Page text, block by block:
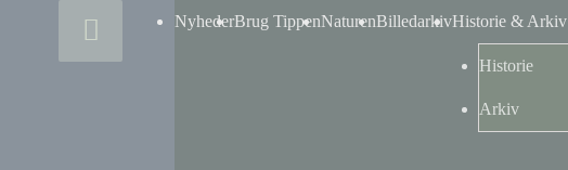
Above
NyhederBrug TippenNaturenBilledarkivHistorie & Arkiv
Historie
Arkiv